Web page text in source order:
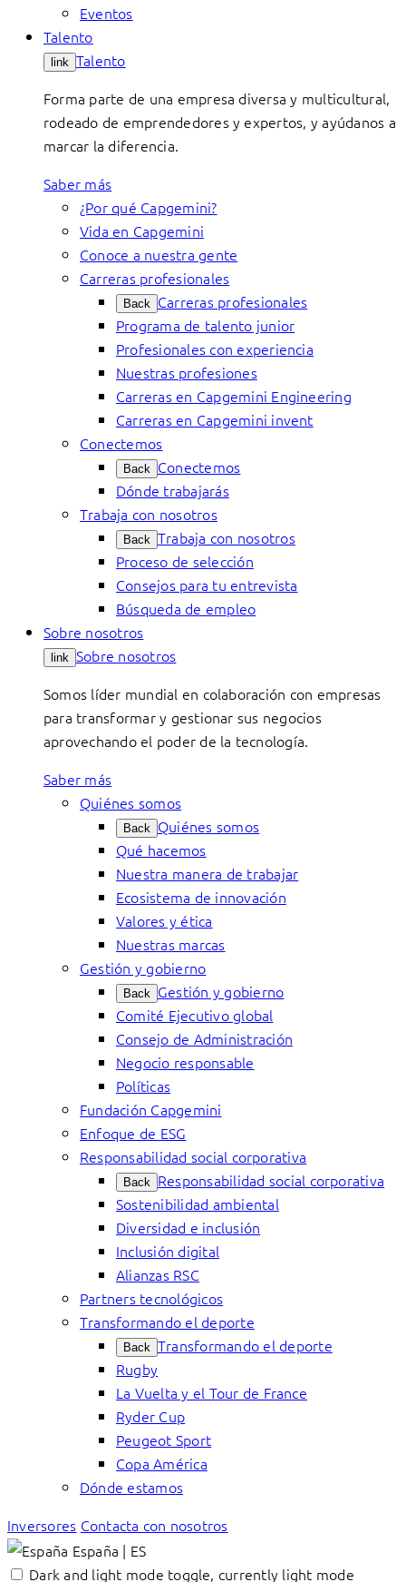
Eventos
Talento
link Talento
Forma parte de una empresa diversa y multicultural,
rodeado de emprendedores y expertos, y ayúdanos a
marcar la diferencia.
Saber más
¿Por qué Capgemini?
Vida en Capgemini
Conoce a nuestra gente
Carreras profesionales
Back Carreras profesionales
Programa de talento junior
Profesionales con experiencia
Nuestras profesiones
Carreras en Capgemini Engineering
Carreras en Capgemini invent
Conectemos
Back Conectemos
Dónde trabajarás
Trabaja con nosotros
Back Trabaja con nosotros
Proceso de selección
Consejos para tu entrevista
Búsqueda de empleo
Sobre nosotros
link Sobre nosotros
Somos líder mundial en colaboración con empresas
para transformar y gestionar sus negocios
aprovechando el poder de la tecnología.
Saber más
Quiénes somos
Back Quiénes somos
Qué hacemos
Nuestra manera de trabajar
Ecosistema de innovación
Valores y ética
Nuestras marcas
Gestión y gobierno
Back Gestión y gobierno
Comité Ejecutivo global
Consejo de Administración
Negocio responsable
Políticas
Fundación Capgemini
Enfoque de ESG
Responsabilidad social corporativa
Back Responsabilidad social corporativa
Sostenibilidad ambiental
Diversidad e inclusión
Inclusión digital
Alianzas RSC
Partners tecnológicos
Transformando el deporte
Back Transformando el deporte
Rugby
La Vuelta y el Tour de France
Ryder Cup
Peugeot Sport
Copa América
Dónde estamos
Inversores Contacta con nosotros
España | ES
Dark and light mode toggle, currently light mode